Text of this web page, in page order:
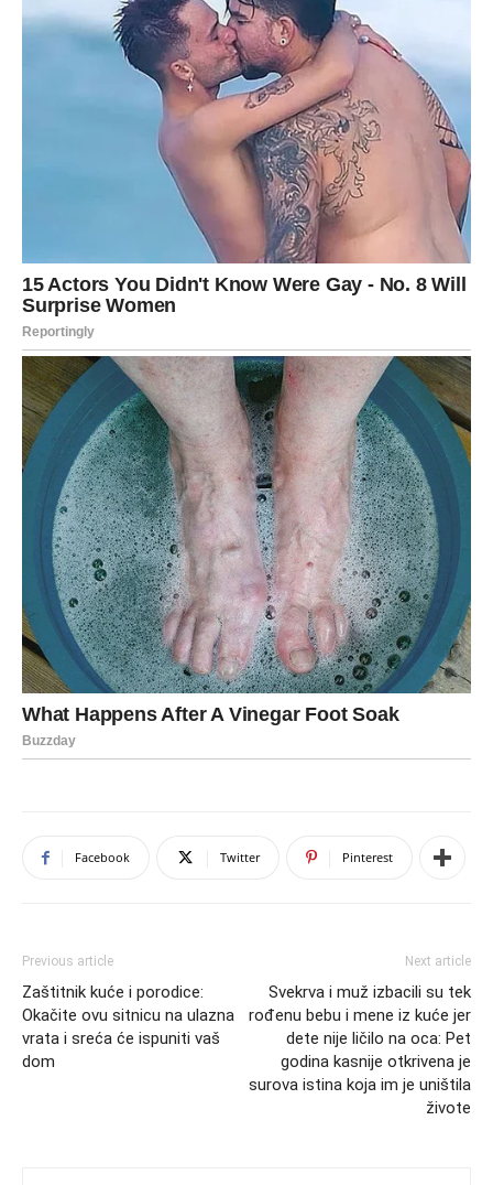
Facebook Twitter Pinterest
Previous article
Zaštitnik kuće i porodice:
Okačite ovu sitnicu na ulazna
vrata i sreća će ispuniti vaš
dom
Next article
Svekrva i muž izbacili su tek
rođenu bebu i mene iz kuće jer
dete nije ličilo na oca: Pet
godina kasnije otkrivena je
surova istina koja im je uništila
živote